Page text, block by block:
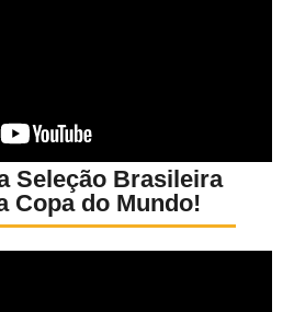
Seleção Brasileira
Copa do Mundo!